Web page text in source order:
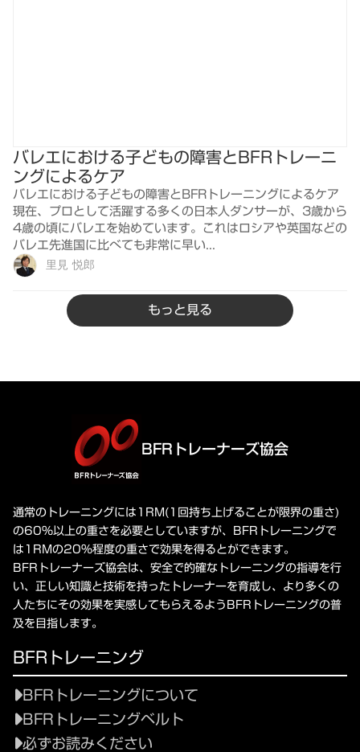
バレエにおける子どもの障害とBFRトレーニ
ングによるケア
バレエにおける子どもの障害とBFRトレーニングによるケア
現在、プロとして活躍する多くの日本人ダンサーが、3歳から
4歳の頃にバレエを始めています。これはロシアや英国などの
バレエ先進国に比べても非常に早い...
里見 悦郎
もっと見る
BFRトレーナーズ協会
通常のトレーニングには1RM(1回持ち上げることが限界の重さ)
の60%以上の重さを必要としていますが、BFRトレーニングで
は1RMの20%程度の重さで効果を得るとができます。
BFRトレーナーズ協会は、安全で的確なトレーニングの指導を行
い、正しい知識と技術を持ったトレーナーを育成し、より多くの
人たちにその効果を実感してもらえるようBFRトレーニングの普
及を目指します。
BFRトレーニング
BFRトレーニングについて
BFRトレーニングベルト
必ずお読みください